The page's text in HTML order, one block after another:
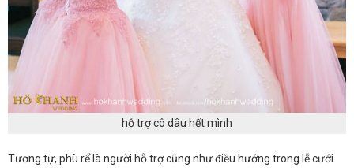
hỗ trợ cô dâu hết mình
Tương tự, phù rể là người hỗ trợ cũng như điều hướng trong lễ cưới